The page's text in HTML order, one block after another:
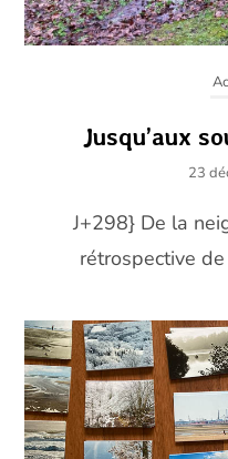
Jusqu’aux
23
J+298} De la
rétrospective